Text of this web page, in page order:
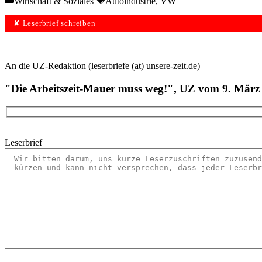
✘ Leserbrief schreiben
An die UZ-Redaktion (leserbriefe (at) unsere-zeit.de)
"Die Arbeitszeit-Mauer muss weg!", UZ vom 9. März
Leserbrief